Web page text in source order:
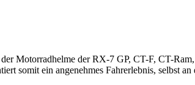
Motorradhelme der RX-7 GP, CT-F, CT-
somit ein angenehmes Fahrerlebnis, selbst an